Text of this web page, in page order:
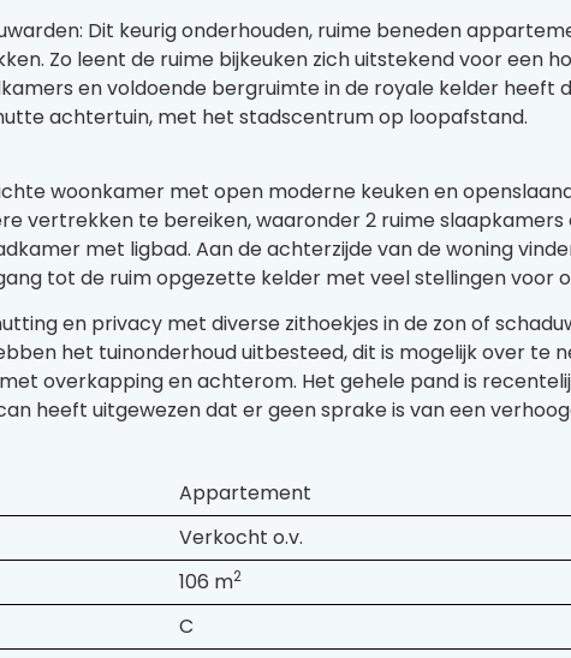
Dit keurig onderhouden, ruime beneden
Zo leent de ruime bijkeuken zich uitstekend voor een
en voldoende bergruimte in de royale kelder heeft
achtertuin, met het stadscentrum op loopafstand.
woonkamer met open moderne keuken en
vertrekken te bereiken, waaronder 2 ruime slaapkamers
met ligbad. Aan de achterzijde van de woning
tot de ruim opgezette kelder met veel stellingen voor
en privacy met diverse zithoekjes in de zon of
het tuinonderhoud uitbesteed, dit is mogelijk over te
overkapping en achterom. Het gehele pand is
heeft uitgewezen dat er geen sprake is van een
Appartement
Verkocht o.v.
106 m2
C